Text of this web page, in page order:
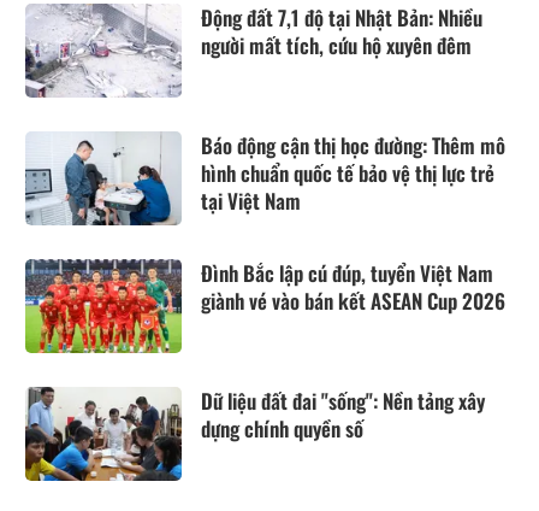
Động đất 7,1 độ tại Nhật Bản: Nhiều
người mất tích, cứu hộ xuyên đêm
Báo động cận thị học đường: Thêm mô
hình chuẩn quốc tế bảo vệ thị lực trẻ
tại Việt Nam
Đình Bắc lập cú đúp, tuyển Việt Nam
giành vé vào bán kết ASEAN Cup 2026
Dữ liệu đất đai "sống": Nền tảng xây
dựng chính quyền số